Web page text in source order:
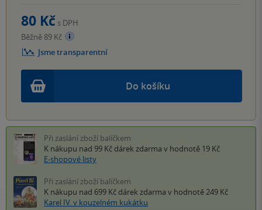
Do košíku
80 Kč s DPH
Běžně 89 Kč
Jsme transparentní
Při zaslání zboží balíčkem
K nákupu nad 99 Kč dárek zdarma v hodnotě 19 Kč
E-shopové listy
Při zaslání zboží balíčkem
K nákupu nad 699 Kč dárek zdarma v hodnotě 249 Kč
Karel IV. v kouzelném kukátku